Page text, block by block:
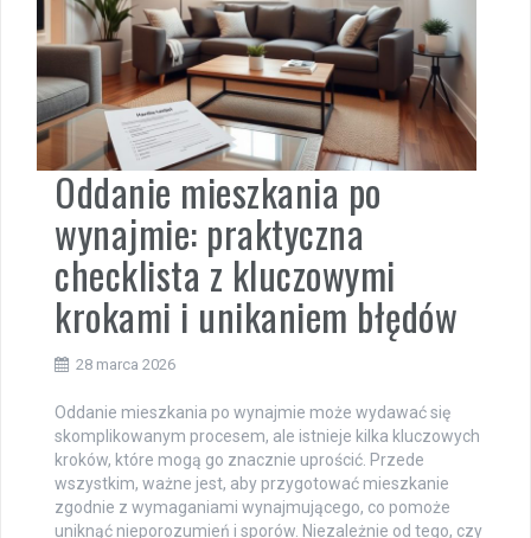
Oddanie mieszkania po
wynajmie: praktyczna
checklista z kluczowymi
krokami i unikaniem błędów
28 marca 2026
Oddanie mieszkania po wynajmie może wydawać się
skomplikowanym procesem, ale istnieje kilka kluczowych
kroków, które mogą go znacznie uprościć. Przede
wszystkim, ważne jest, aby przygotować mieszkanie
zgodnie z wymaganiami wynajmującego, co pomoże
uniknąć nieporozumień i sporów. Niezależnie od tego, czy